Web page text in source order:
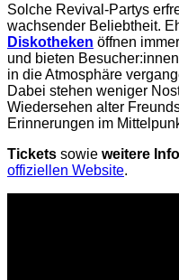
Solche Revival-Partys
wachsender Beliebtheit.
Diskotheken öffnen
und bieten
in die Atmosphäre
Dabei stehen weniger
Wiedersehen alter
Erinnerungen im
Tickets sowie weitere
offiziellen Website.